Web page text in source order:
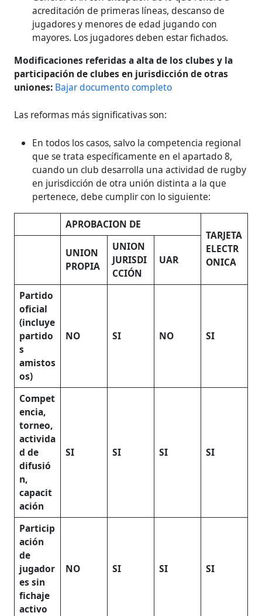
acreditación de primeras líneas, descanso de
jugadores y menores de edad jugando con
mayores. Los jugadores deben estar fichados.
Modificaciones referidas a alta de los clubes y la
participación de clubes en jurisdicción de otras
uniones: Bajar documento completo
Las reformas más significativas son:
En todos los casos, salvo la competencia regional
que se trata específicamente en el apartado 8,
cuando un club desarrolla una actividad de rugby
en jurisdicción de otra unión distinta a la que
pertenece, debe cumplir con lo siguiente:
APROBACION DE
TARJETA
ELECTR
ONICA
UNION
PROPIA
UNION
JURISDI
CCIÓN
UAR
Partido
oficial
(incluye
partido
s
amistos
os)
NO SI NO SI
Compet
encia,
torneo,
activida
d de
difusió
n,
capacit
ación
SI SI SI SI
Particip
ación
de
jugador
es sin
fichaje
activo
NO SI SI SI